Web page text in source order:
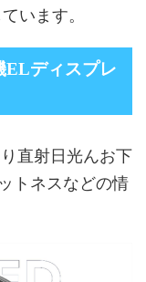
ています。
ELディスプレ
直射日光んお下
トネスなどの情